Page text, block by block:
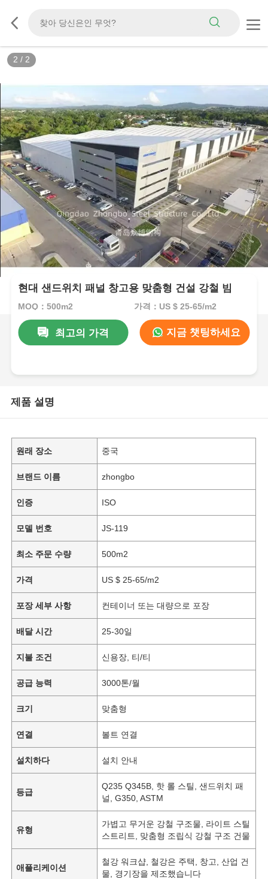
2 / 2
현대 샌드위치 패널 창고용 맞춤형 건설 강철 빔
MOQ：500m2 가격：US $ 25-65/m2
최고의 가격 지금 챗팅하세요
제품 설명
원래 장소 중국
브랜드 이름 zhongbo
인증 ISO
모델 번호 JS-119
최소 주문 수량 500m2
가격 US $ 25-65/m2
포장 세부 사항 컨테이너 또는 대량으로 포장
배달 시간 25-30일
지불 조건 신용장, 티/티
공급 능력 3000톤/월
크기 맞춤형
연결 볼트 연결
설치하다 설치 안내
등급
Q235 Q345B, 핫 롤 스틸, 샌드위치 패
널, G350, ASTM
유형
가볍고 무거운 강철 구조물, 라이트 스틸
스트리트, 맞춤형 조립식 강철 구조 건물
애플리케이션
철강 워크샵, 철강은 주택, 창고, 산업 건
물, 경기장을 제조했습니다